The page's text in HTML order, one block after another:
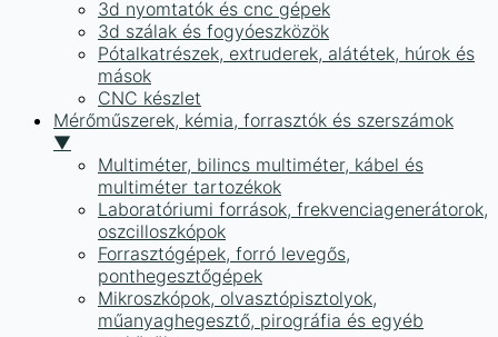
3d nyomtatók és cnc gépek
3d szálak és fogyóeszközök
Pótalkatrészek, extruderek, alátétek, húrok és
mások
CNC készlet
Mérőműszerek, kémia, forrasztók és szerszámok
▼
Multiméter, bilincs multiméter, kábel és
multiméter tartozékok
Laboratóriumi források, frekvenciagenerátorok,
oszcilloszkópok
Forrasztógépek, forró levegős,
ponthegesztőgépek
Mikroszkópok, olvasztópisztolyok,
műanyaghegesztő, pirográfia és egyéb